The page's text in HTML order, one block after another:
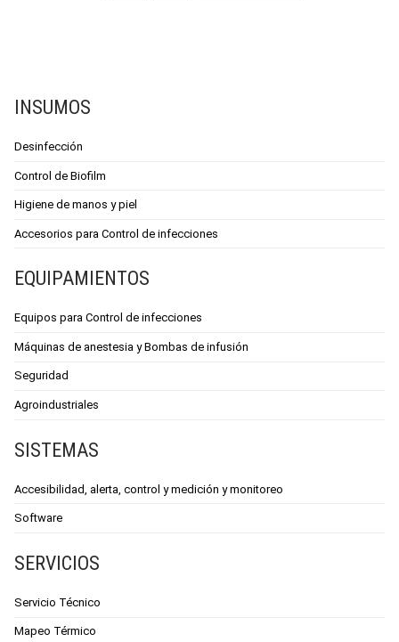
INSUMOS
Desinfección
Control de Biofilm
Higiene de manos y piel
Accesorios para Control de infecciones
EQUIPAMIENTOS
Equipos para Control de infecciones
Máquinas de anestesia y Bombas de infusión
Seguridad
Agroindustriales
SISTEMAS
Accesibilidad, alerta, control y medición y monitoreo
Software
SERVICIOS
Servicio Técnico
Mapeo Térmico